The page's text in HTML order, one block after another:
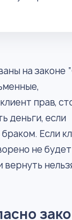
на законе
прав,
деньги, если
Если
не